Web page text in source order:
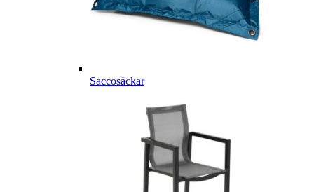
Saccosäckar